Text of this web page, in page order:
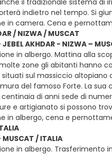
il tradizionale sistema di
indietro nel tempo. Si
in camera. Cena e
/ NIZWA / MUSCAT
AKHDAR - NIZWA –
in albergo. Mattina alla
zone gli abitanti hanno
sul massiccio altopiano
del famoso Forte. La
di anni sede di
e artigianato si possono
in albergo, cena e
/ ITALIA
in albergo. Trasferimento